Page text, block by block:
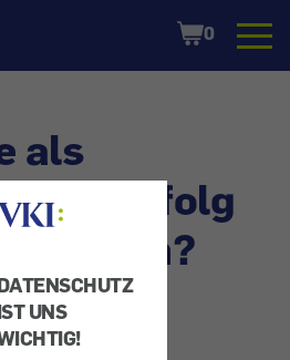
UNS
Shopping
Cart
0
als
Lernerfolg